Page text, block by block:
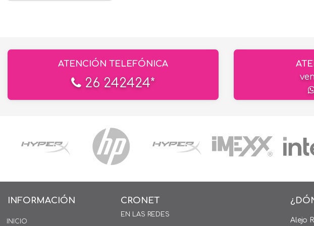
ATENCIÓN TELEFÓNICA
26 242424*
INFORMACIÓN
INICIO
CRONET
EN LAS REDES
Alejo